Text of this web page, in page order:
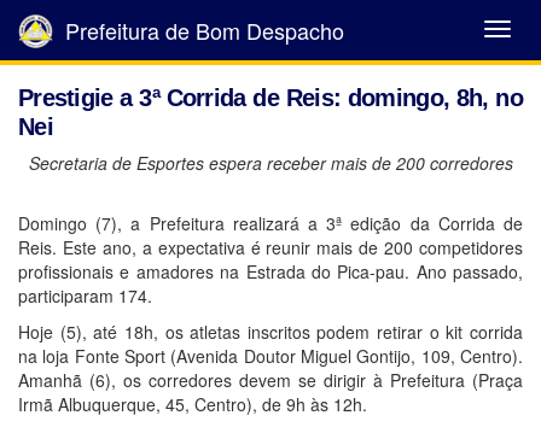
Abrir
Menu
Prefeitura de Bom Despacho
Prestigie a 3ª Corrida de Reis: domingo, 8h, no
Nei
Secretaria de Esportes espera receber mais de 200 corredores
Domingo (7), a Prefeitura realizará a 3ª edição da Corrida de
Reis. Este ano, a expectativa é reunir mais de 200 competidores
profissionais e amadores na Estrada do Pica-pau. Ano passado,
participaram 174.
Hoje (5), até 18h, os atletas inscritos podem retirar o kit corrida
na loja Fonte Sport (Avenida Doutor Miguel Gontijo, 109, Centro).
Amanhã (6), os corredores devem se dirigir à Prefeitura (Praça
Irmã Albuquerque, 45, Centro), de 9h às 12h.